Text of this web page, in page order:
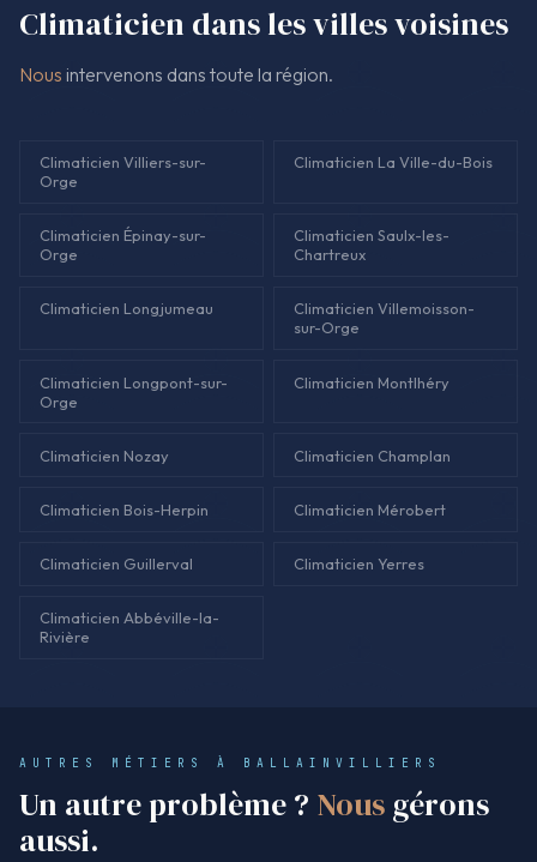
Climaticien dans les villes voisines
Nous intervenons dans toute la région.
Climaticien Villiers-sur-
Orge
Climaticien La Ville-du-Bois
Climaticien Épinay-sur-
Orge
Climaticien Saulx-les-
Chartreux
Climaticien Longjumeau
Climaticien Villemoisson-
sur-Orge
Climaticien Longpont-sur-
Orge
Climaticien Montlhéry
Climaticien Nozay Climaticien Champlan
Climaticien Bois-Herpin Climaticien Mérobert
Climaticien Guillerval Climaticien Yerres
Climaticien Abbéville-la-
Rivière
AUTRES MÉTIERS À BALLAINVILLIERS
Un autre problème ? Nous gérons
aussi.